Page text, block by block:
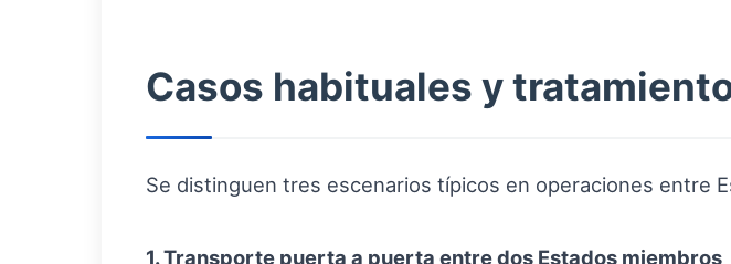
Casos habituales y
Se distinguen tres escenarios típicos en operaciones entre
1. Transporte puerta a puerta entre dos Estados miembros